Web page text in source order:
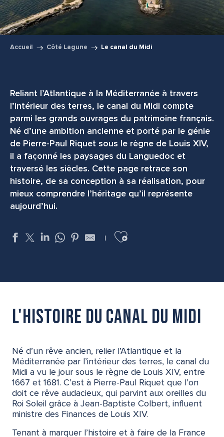
Accueil Côté Lagune Le canal du Midi
Reliant l’Atlantique à la Méditerranée à travers
l’intérieur des terres, le canal du Midi compte
parmi les grands ouvrages du patrimoine français.
Né d’une ambition ancienne et porté par le génie
de Pierre-Paul Riquet sous le règne de Louis XIV,
il a façonné les paysages du Languedoc et
traversé les siècles. Cette page retrace son
histoire, de sa conception à sa réalisation, pour
mieux comprendre l’héritage qu’il représente
aujourd’hui.
Ajouter aux favoris
L'histoire du canal du midi
Né d’un rêve ancien, relier l’Atlantique et la
Méditerranée par l’intérieur des terres, le canal du
Midi a vu le jour sous le règne de Louis XIV, entre
1667 et 1681. C’est à Pierre-Paul Riquet que l’on
doit ce rêve audacieux, qui parvint aux oreilles du
Roi Soleil grâce à Jean-Baptiste Colbert, influent
ministre des Finances de Louis XIV.
Tenant à marquer l’histoire et à faire de la France